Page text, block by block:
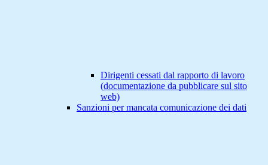
Dirigenti cessati dal rapporto di lavoro
(documentazione da pubblicare sul sito
web)
Sanzioni per mancata comunicazione dei dati